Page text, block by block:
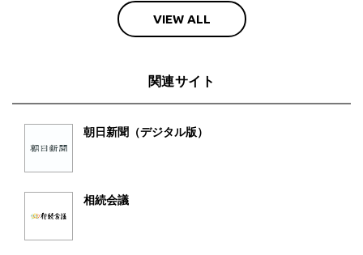
VIEW ALL
関連サイト
朝日新聞（デジタル版）
相続会議